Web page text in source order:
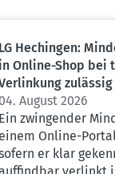
LG Hechingen:
in Online-Shop bei
zulässig
04. August 2026
Ein zwingender
einem Online-
er klar